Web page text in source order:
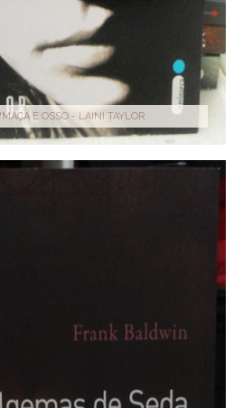
E OSSO - LAINI TAYLOR